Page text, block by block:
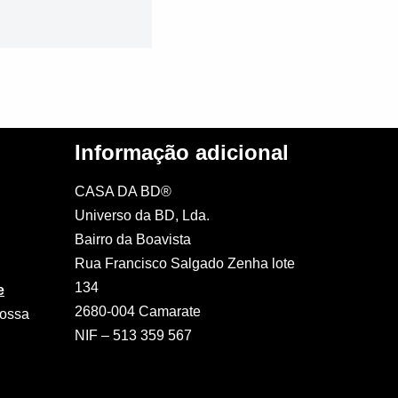
Informação adicional
CASA DA BD®
Universo da BD, Lda.
Bairro da Boavista
Rua Francisco Salgado Zenha lote
134
2680-004 Camarate
NIF – 513 359 567